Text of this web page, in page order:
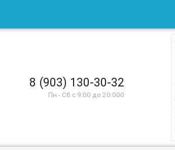
8 (903) 130-30-32
Пн - Сб с 9:00 до 20:000